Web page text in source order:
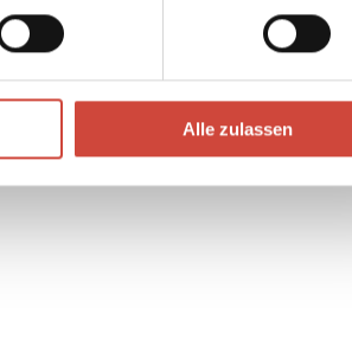
Alle zulassen
Kaufen